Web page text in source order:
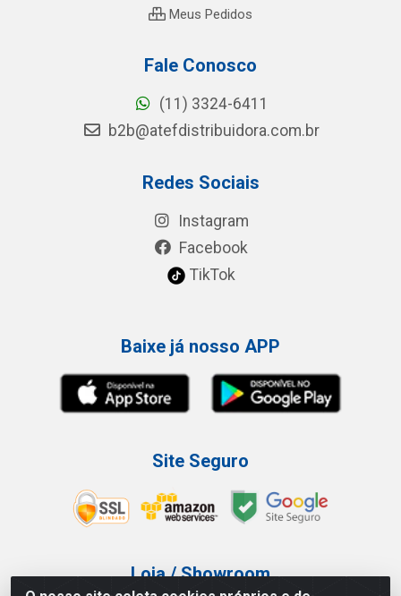
Meus Pedidos
Fale Conosco
(11) 3324-6411
b2b@atefdistribuidora.com.br
Redes Sociais
Instagram
Facebook
TikTok
Baixe já nosso APP
Site Seguro
Loja / Showroom